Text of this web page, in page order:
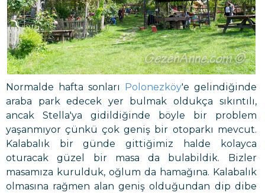
Normalde hafta sonları Polonezköy'e gelindiğinde
araba park edecek yer bulmak oldukça sıkıntılı,
ancak Stella'ya gidildiğinde böyle bir problem
yaşanmıyor çünkü çok geniş bir otoparkı mevcut.
Kalabalık bir günde gittiğimiz halde kolayca
oturacak güzel bir masa da bulabildik. Bizler
masamıza kurulduk, oğlum da hamağına. Kalabalık
olmasına rağmen alan geniş olduğundan dip dibe